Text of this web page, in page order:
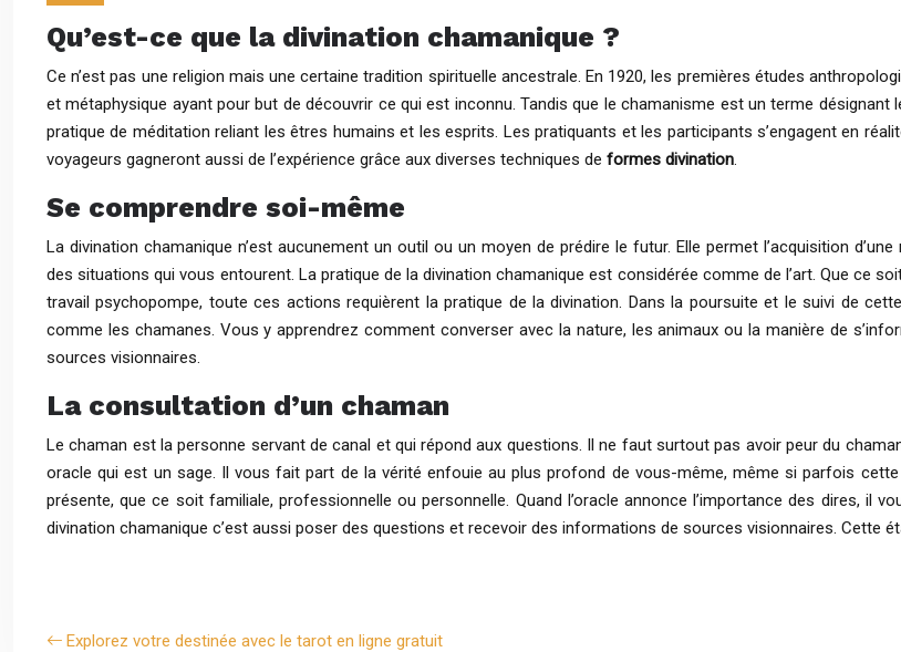
Qu’est-ce que la divination chamanique ?
Ce n’est pas une religion mais une certaine tradition spirituelle ancestrale. En 1920, les premières études
et métaphysique ayant pour but de découvrir ce qui est inconnu. Tandis que le chamanisme est un terme
pratique de méditation reliant les êtres humains et les esprits. Les pratiquants et les participants s’engagent en
voyageurs gagneront aussi de l’expérience grâce aux diverses techniques de formes divination.
Se comprendre soi-même
La divination chamanique n’est aucunement un outil ou un moyen de prédire le futur. Elle permet l’acquisition
des situations qui vous entourent. La pratique de la divination chamanique est considérée comme de l’art. Que ce
travail psychopompe, toute ces actions requièrent la pratique de la divination. Dans la poursuite et le suivi de
comme les chamanes. Vous y apprendrez comment converser avec la nature, les animaux ou la manière de
sources visionnaires.
La consultation d’un chaman
Le chaman est la personne servant de canal et qui répond aux questions. Il ne faut surtout pas avoir peur du
oracle qui est un sage. Il vous fait part de la vérité enfouie au plus profond de vous-même, même si parfois
présente, que ce soit familiale, professionnelle ou personnelle. Quand l’oracle annonce l’importance des dires, il
divination chamanique c’est aussi poser des questions et recevoir des informations de sources visionnaires. Cette
Explorez votre destinée avec le tarot en ligne gratuit